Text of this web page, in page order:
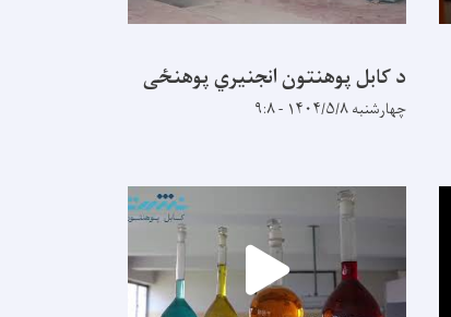
د کابل پوهنتون انجنیري پوهنځی
چهارشنبه ۱۴۰۴/۵/۸ - ۹:۸